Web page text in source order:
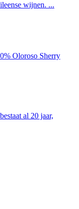
wijnen. ...
Oloroso Sherry
al 20 jaar,